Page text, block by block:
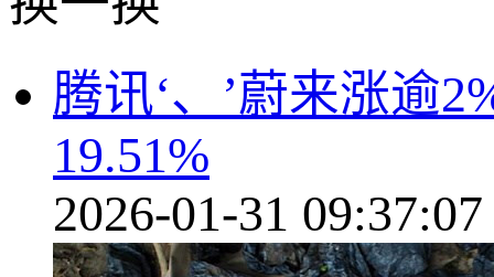
腾讯‘、’蔚来涨逾
19.51%
2026-01-31 09:37:07